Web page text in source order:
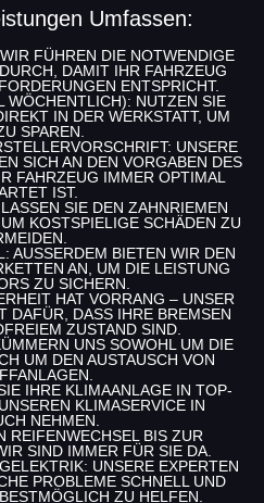
Umfassen:
FÜHREN DIE NOTWENDIGE
DAMIT IHR FAHRZEUG
ENTSPRICHT.
WÖCHENTLICH): NUTZEN SIE
IN DER WERKSTATT, UM
SPAREN.
: UNSERE
SICH AN DEN VORGABEN DES
FAHRZEUG IMMER OPTIMAL
IST.
SIE DEN ZAHNRIEMEN
KOSTSPIELIGE SCHÄDEN ZU
: AUSSERDEM BIETEN WIR DEN A
AN, UM DIE LEISTUNG I
ZU SICHERN.
HAT VORRANG – UNSER
DAFÜR, DASS IHRE BREMSEN
ZUSTAND SIND.
UNS SOWOHL UM DIE
UM DEN AUSTAUSCH VON
IHRE KLIMAANLAGE IN TOP-
KLIMASERVICE IN
NEHMEN.
REIFENWECHSEL BIS ZUR
SIND IMMER FÜR SIE DA.
: UNSERE EXPERTEN
PROBLEME SCHNELL UND
ZU HELFEN.